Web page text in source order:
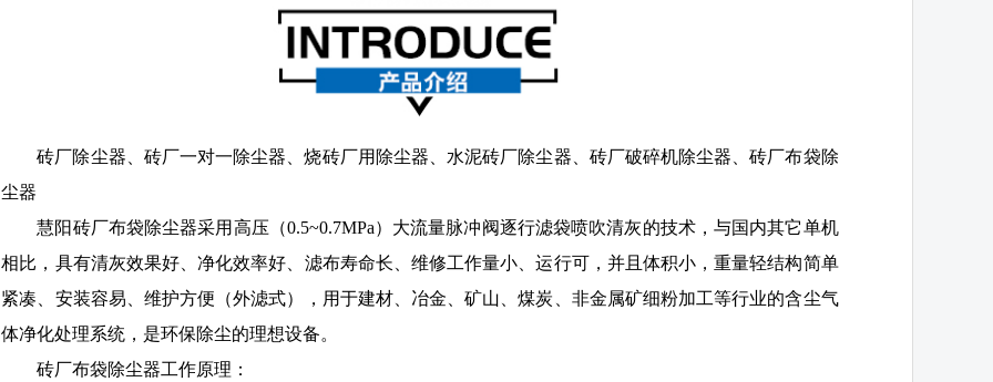
砖厂除尘器、砖厂一对一除尘器、烧砖厂用除尘器、水泥砖厂除尘器、砖厂破碎机除尘器、砖厂布袋除
尘器
慧阳砖厂布袋除尘器采用高压（0.5~0.7MPa）大流量脉冲阀逐行滤袋喷吹清灰的技术，与国内其它单机
相比，具有清灰效果好、净化效率好、滤布寿命长、维修工作量小、运行可，并且体积小，重量轻结构简单
紧凑、安装容易、维护方便（外滤式），用于建材、冶金、矿山、煤炭、非金属矿细粉加工等行业的含尘气
体净化处理系统，是环保除尘的理想设备。
砖厂布袋除尘器工作原理：